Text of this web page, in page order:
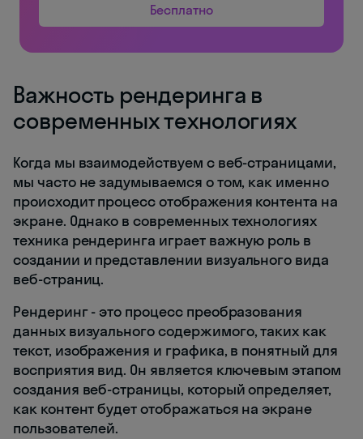
Бесплатно
Важность рендеринга в
современных технологиях
Когда мы взаимодействуем с веб-страницами,
мы часто не задумываемся о том, как именно
происходит процесс отображения контента на
экране. Однако в современных технологиях
техника рендеринга играет важную роль в
создании и представлении визуального вида
веб-страниц.
Рендеринг - это процесс преобразования
данных визуального содержимого, таких как
текст, изображения и графика, в понятный для
восприятия вид. Он является ключевым этапом
создания веб-страницы, который определяет,
как контент будет отображаться на экране
пользователей.